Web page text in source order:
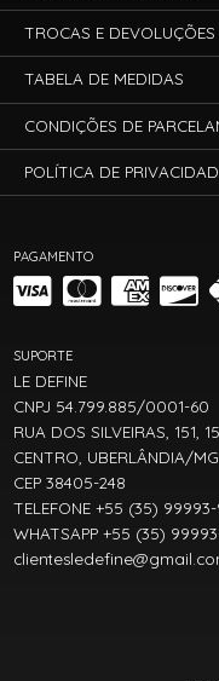
PAGAMENTO
SUPORTE
LE DEFINE
CNPJ 54.799.885/0001-60
RUA DOS SILVEIRAS, 151,
CENTRO, UBERLÂNDIA/MG
CEP 38405-248
TELEFONE +55 (35)
WHATSAPP +55 (35)
TROCAS E DEVOLUÇÕES
TABELA DE MEDIDAS
CONDIÇÕES DE
POLÍTICA DE